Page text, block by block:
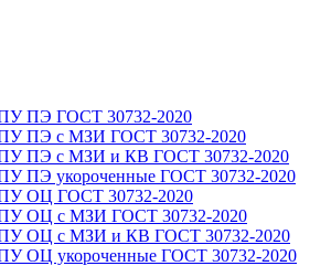
ПЭ ГОСТ 30732-2020
ПЭ с МЗИ ГОСТ 30732-2020
ПЭ с МЗИ и КВ ГОСТ 30732-2020
ПЭ укороченные ГОСТ 30732-2020
ОЦ ГОСТ 30732-2020
ОЦ с МЗИ ГОСТ 30732-2020
ОЦ с МЗИ и КВ ГОСТ 30732-2020
ОЦ укороченные ГОСТ 30732-2020